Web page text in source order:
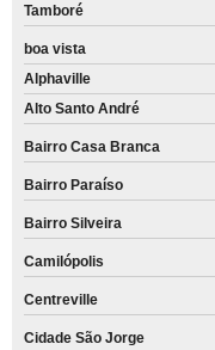
Tamboré
boa vista
Alphaville
Alto Santo André
Bairro Casa Branca
Bairro Paraíso
Bairro Silveira
Camilópolis
Centreville
Cidade São Jorge